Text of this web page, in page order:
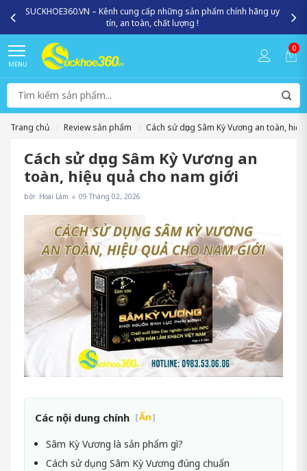
SUCKHOE360.VN – Kênh cung cấp những sản phẩm chính hãng uy
tín, an toàn, chất lượng !
MENU
0
Trang chủ Review sản phẩm Cách sử dụng Sâm Kỳ Vương an toàn,
Cách sử dụng Sâm Kỳ Vương an
toàn, hiệu quả cho nam giới
bởi: Hoài Lâm 09 Tháng 02, 2026
Các nội dung chính [Ẩn]
Sâm Kỳ Vương là sản phẩm gì?
Cách sử dụng Sâm Kỳ Vương đúng chuẩn